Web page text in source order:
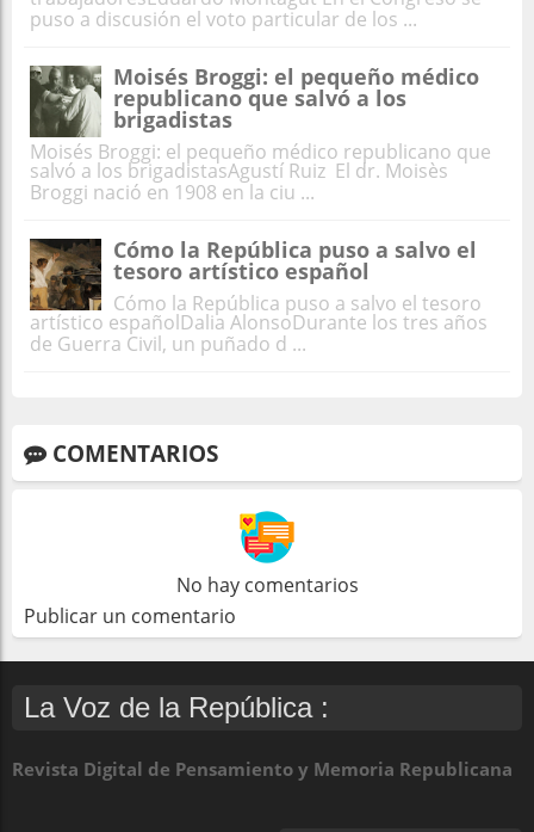
puso a discusión el voto particular de los ...
Moisés Broggi: el pequeño médico
republicano que salvó a los
brigadistas
Moisés Broggi: el pequeño médico republicano que
salvó a los brigadistasAgustí Ruiz El dr. Moisès
Broggi nació en 1908 en la ciu ...
Cómo la República puso a salvo el
tesoro artístico español
Cómo la República puso a salvo el tesoro
artístico españolDalia AlonsoDurante los tres años
de Guerra Civil, un puñado d ...
COMENTARIOS
No hay comentarios
Publicar un comentario
La Voz de la República :
Revista Digital de Pensamiento y Memoria Republicana